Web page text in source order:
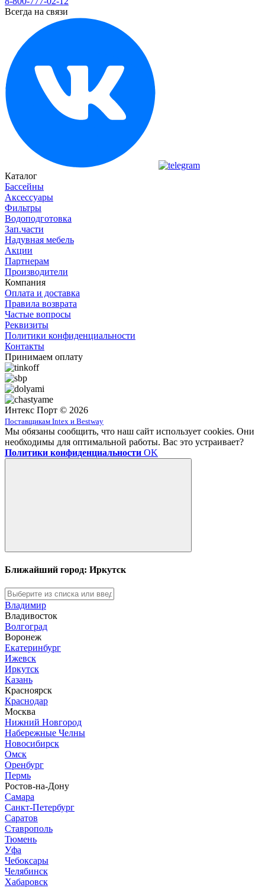
Всегда на связи
Каталог
Бассейны
Аксессуары
Фильтры
Водоподготовка
Зап.части
Надувная мебель
Акции
Партнерам
Производители
Компания
Оплата и доставка
Правила возврата
Частые вопросы
Реквизиты
Политики конфиденциальности
Контакты
Принимаем оплату
Интекс Порт © 2026
Поставщикам Intex и Bestway
Мы обязаны сообщить, что наш сайт использует cookies. Они
необходимы для оптимальной работы. Вас это устраивает?
Политики конфиденциальности OK
Ближайший город: Иркутск
Владимир
Владивосток
Волгоград
Воронеж
Екатеринбург
Ижевск
Иркутск
Казань
Красноярск
Краснодар
Москва
Нижний Новгород
Набережные Челны
Новосибирск
Омск
Оренбург
Пермь
Ростов-на-Дону
Самара
Санкт-Петербург
Саратов
Ставрополь
Тюмень
Уфа
Чебоксары
Челябинск
Хабаровск